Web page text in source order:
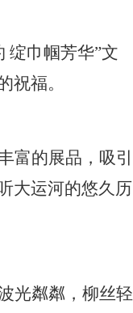
绽巾帼芳华”文
祝福。
富的展品，吸引
大运河的悠久历
光粼粼，柳丝轻